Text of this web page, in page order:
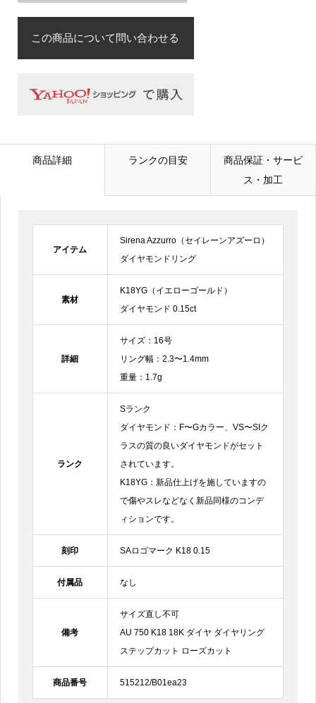
この商品について問い合わせる
お問合せ内容 必須
商品詳細 ランクの目安
商品保証・サービ
ス・加工
アイテム
Sirena Azzurro（セイレーンアズーロ）
ダイヤモンドリング
素材
K18YG（イエローゴールド）
ダイヤモンド 0.15ct
詳細
サイズ：16号
リング幅：2.3〜1.4mm
重量：1.7g
ランク
Sランク
ダイヤモンド：F〜Gカラー、VS〜SIク
ラスの質の良いダイヤモンドがセット
されています。
K18YG：新品仕上げを施していますの
で傷やスレなどなく新品同様のコンデ
ィションです。
刻印 SAロゴマーク K18 0.15
付属品 なし
備考
サイズ直し不可
AU 750 K18 18K ダイヤ ダイヤリング
ステップカット ローズカット
商品番号 515212/B01ea23